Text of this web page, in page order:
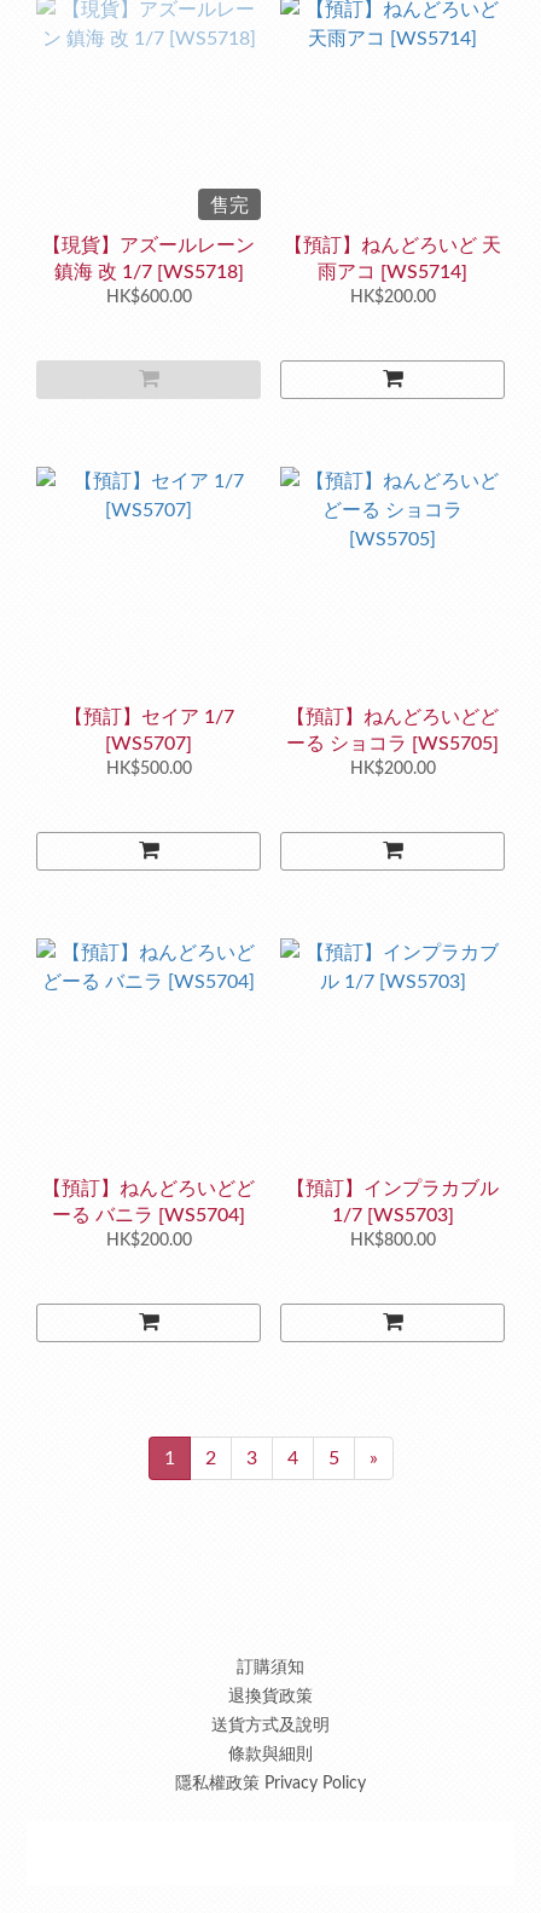
售完
【現貨】アズールレーン
鎮海 改 1/7 [WS5718]
HK$600.00
【預訂】ねんどろいど 天
雨アコ [WS5714]
HK$200.00
【預訂】セイア 1/7
[WS5707]
HK$500.00
【預訂】ねんどろいどど
ーる ショコラ [WS5705]
HK$200.00
【預訂】ねんどろいどど
ーる バニラ [WS5704]
HK$200.00
【預訂】インプラカブル
1/7 [WS5703]
HK$800.00
1 2 3 4 5 »
訂購須知
退換貨政策
送貨方式及說明
條款與細則
隱私權政策 Privacy Policy